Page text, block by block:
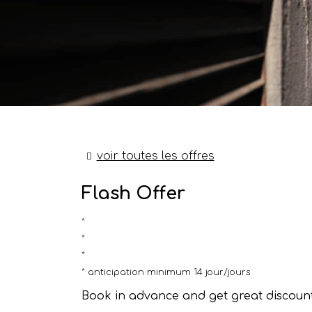
voir toutes les offres
Flash Offer
anticipation minimum 14 jour/jours
Book in advance and get great